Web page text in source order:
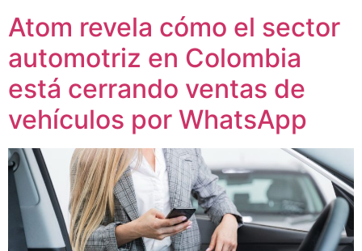
Atom revela cómo el sector
automotriz en Colombia
está cerrando ventas de
vehículos por WhatsApp